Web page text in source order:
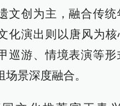
文创为主，融合传
化演出则以唐风为核
巡游、情境表演等
场景深度融合。